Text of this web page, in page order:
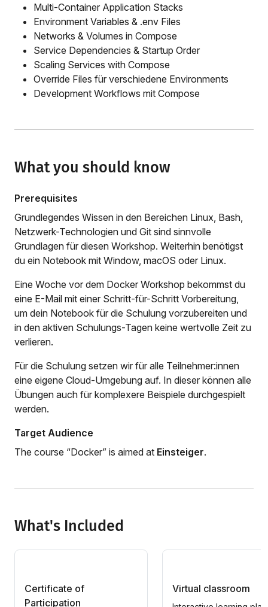
Multi-Container Application Stacks
Environment Variables & .env Files
Networks & Volumes in Compose
Service Dependencies & Startup Order
Scaling Services with Compose
Override Files für verschiedene Environments
Development Workflows mit Compose
What you should know
Prerequisites
Grundlegendes Wissen in den Bereichen Linux, Bash,
Netzwerk-Technologien und Git sind sinnvolle
Grundlagen für diesen Workshop. Weiterhin benötigst
du ein Notebook mit Window, macOS oder Linux.
Eine Woche vor dem Docker Workshop bekommst du
eine E-Mail mit einer Schritt-für-Schritt Vorbereitung,
um dein Notebook für die Schulung vorzubereiten und
in den aktiven Schulungs-Tagen keine wertvolle Zeit zu
verlieren.
Für die Schulung setzen wir für alle Teilnehmer:innen
eine eigene Cloud-Umgebung auf. In dieser können alle
Übungen auch für komplexere Beispiele durchgespielt
werden.
Target Audience
The course “Docker” is aimed at Einsteiger.
What's Included
Certificate of
Participation
Virtual classroom